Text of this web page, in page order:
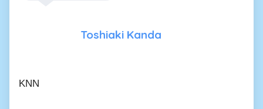
Toshiaki Kanda
KNN